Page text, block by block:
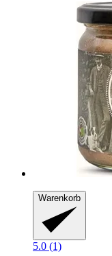
Warenkorb
5.0 (1)